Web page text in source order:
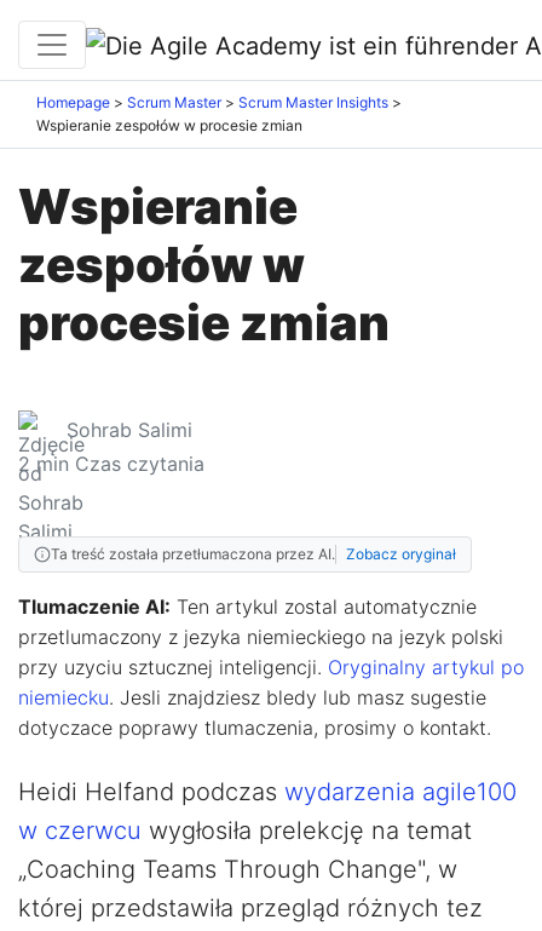
Homepage Scrum Master
Scrum Master Insights
Wspieranie zespołów w procesie zmian
Wspieranie
zespołów w
procesie zmian
Sohrab Salimi
2min Czas czytania
Ta treść została przetłumaczona przez AI. Zobacz oryginał
Tlumaczenie AI: Ten artykul zostal automatycznie
przetlumaczony z jezyka niemieckiego na jezyk polski
przy uzyciu sztucznej inteligencji. Oryginalny artykul po
niemiecku. Jesli znajdziesz bledy lub masz sugestie
dotyczace poprawy tlumaczenia, prosimy o kontakt.
Heidi Helfand podczas wydarzenia agile100
w czerwcu wygłosiła prelekcję na temat
„Coaching Teams Through Change", w
której przedstawiła przegląd różnych tez